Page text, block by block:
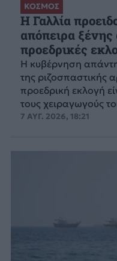
ΚΟΣΜΟΣ
Η Γαλλία
απόπειρα ξένης
προεδρικές
Η κυβέρνηση
της ριζοσπαστικής
προεδρική εκλογή
τους χειραγωγούς
7 ΑΥΓ. 2026, 18:21